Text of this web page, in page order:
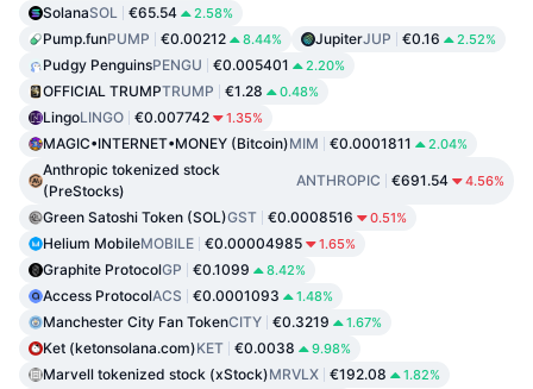
SolanaSOL €65.54 2.58%
Pump.funPUMP €0.00212 8.44% JupiterJUP €0.16 2.52%
Pudgy PenguinsPENGU €0.005401 2.20%
OFFICIAL TRUMPTRUMP €1.28 0.48%
LingoLINGO €0.007742 1.35%
MAGIC•INTERNET•MONEY (Bitcoin)MIM €0.0001811 2.04%
Anthropic tokenized stock
(PreStocks)
ANTHROPIC €691.54 4.56%
Green Satoshi Token (SOL)GST €0.0008516 0.51%
Helium MobileMOBILE €0.00004985 1.65%
Graphite ProtocolGP €0.1099 8.42%
Access ProtocolACS €0.0001093 1.48%
Manchester City Fan TokenCITY €0.3219 1.67%
Ket (ketonsolana.com)KET €0.0038 9.98%
Marvell tokenized stock (xStock)MRVLX €192.08 1.82%